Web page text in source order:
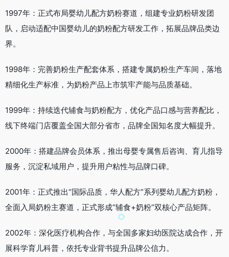
1997年：正式布局婴幼儿配方奶粉赛道，组建专业奶粉研发团
队，启动适配中国婴幼儿的奶粉配方研发工作，拓展品牌品类边
界。
1998年：完善奶粉生产配套体系，搭建专属奶粉生产车间，落地
精细化生产标准，为奶粉产品上市筑牢产能与品质基础。
1999年：持续迭代辅食与奶粉配方，优化产品口感与营养配比，
线下终端门店覆盖全国大部分省市，品牌全国知名度大幅提升。
2000年：搭建品牌会员体系，推出母婴专属售后咨询、育儿指导
服务，沉淀私域用户，提升用户粘性与品牌口碑。
2001年：正式推出“国际品质，华人配方”系列婴幼儿配方奶粉，
全面入局奶粉主赛道，正式形成“辅食+奶粉”双核心产品矩阵。
2002年：深化医疗机构合作，与全国多家妇幼医院达成合作，开
展科学育儿科普，依托专业背书提升品牌公信力。